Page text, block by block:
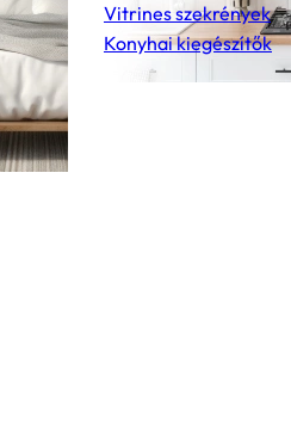
Vitrines szekrények
Konyhai kiegészítők